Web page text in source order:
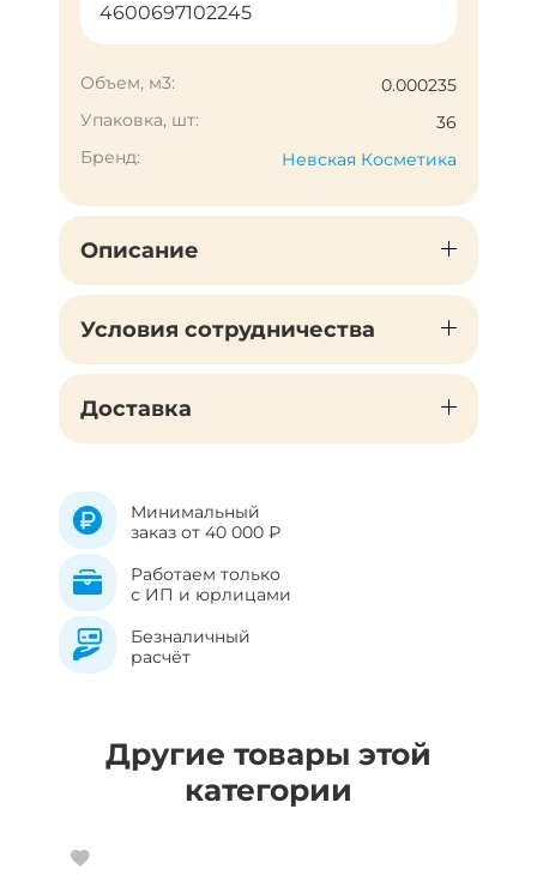
4600697102245
Объем, м3:
0.000235
Упаковка, шт:
36
Бренд:
Невская Косметика
Описание
Условия сотрудничества
Доставка
Минимальный
заказ от 40 000 ₽
Работаем только
с ИП и юрлицами
Безналичный
расчёт
Другие товары этой
категории